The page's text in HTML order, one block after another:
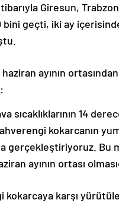
itibarıyla Giresun,
bini geçti, iki ay
ayının
sıcaklıklarının 14
kahverengi kokarcanın
gerçekleştiriyoruz.
ayının ortası
karşı